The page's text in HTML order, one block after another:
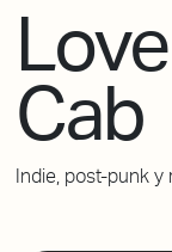
Cab
Indie, post-punk y